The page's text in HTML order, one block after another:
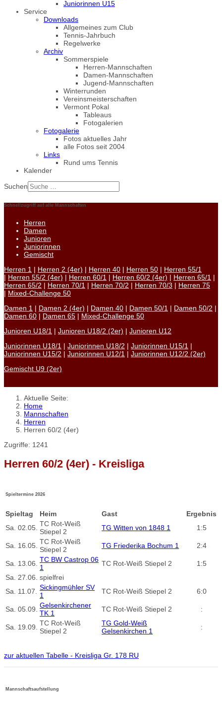
Juniorinnen U15
Service
Downloads
Allgemeines zum Club
Tennis-Jahrbuch
Regelwerke
Archiv
Sommerspiele
Herren-Mannschaften
Damen-Mannschaften
Jugend-Mannschaften
Winterrunden
Vereinsmeisterschaften
Vermont Pokal
Tableaus
Fotogalerien
Fotogalerie
Fotos aktuelles Jahr
alle Fotos seit 2004
Links
Rund ums Tennis
Kalender
Suchen
Schnellzugriff auf alle Mannschaften
Herren
Damen
Junioren
Juniorinnen
Gemischt
Herren 1 | Herren 2 (4er) | Herren 40 | Herren 50 | Herren 55/1
| Herren 55/2 (4er) | Herren 60/1 | Herren 60/2 (4er) | Herren 65/1 |
Herren 65/2 | Herren 70/1 | Herren 70/2 | Herren 70/3 | Herren 75
| Mixed-Challenge 50
Damen 1 | Damen 2 (4er) | Damen 40 | Damen 50/1 | Damen 50/2 |
Damen 60 | Damen 65 | Mixed-Challenge 50
Junioren U18/1 | Junioren U18/2 (2er) | Junioren U12
Juniorinnen U18/1 | Juniorinnen U18/2 | Juniorinnen U15/1 |
Juniorinnen U15/2 | Juniorinnen U12/1 | Juniorinnen U12/2 (2er)
Gemischt U9 (2er)
Aktuelle Seite:
Home
Mannschaften
Herren
Herren 60/2 (4er)
Zugriffe: 1241
Herren 60/2 (4er) - Kreisliga
Spieltermine 2026
Spieltag Heim Gast
Ergebnis
Sa. 02.05. TC Rot-Weiß
Stiepel 2
TG Witten von 1848 1 1:5
Sa. 16.05. TC Rot-Weiß
Stiepel 2
TG Friederika Bochum 1 2:4
Sa. 13.06. TC BW Castrop 06
1
TC Rot-Weiß Stiepel 2
1:5
Sa.
27.06. spielfrei
Sa.
11.07.
Sickingmühler SV
1
TC Rot-Weiß Stiepel 2 6:0
Sa. 05.09. Gelsenkirchener
TK 1
TC Rot-Weiß Stiepel 2 :
Sa. 19.09. TC Rot-Weiß
Stiepel 2
TG Gold-Weiß
Gelsenkirchen 1
:
zur aktuellen Tabelle - Kreisliga Gr. 178 RU
Mannschaftsaufstellung